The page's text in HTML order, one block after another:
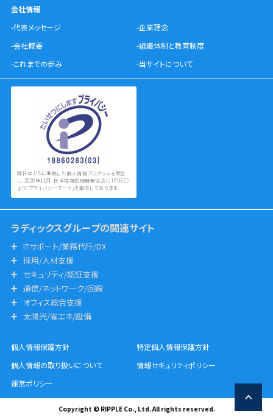
会社情報
-代表メッセージ
-企業理念
-会社概要
-組織体制と教育制度
-これまでの歩み
-当サイトについて
弊社はJISに準拠した個人情報プログラムを策定
し、2020年11月、日本情報処理開発協会（JIPDEC）
より「プライバシーマーク」を取得しております。
ラディックスグループの関連サイト
ITサポート/業務代行/DX
採用/人材支援
セキュリティ/認証支援
通信/ネットワーク/回線
オフィス総合支援
太陽光/省エネ/設備
個人情報保護方針
特定個人情報保護方針
個人情報の取り扱いについて
情報セキュリティポリシー
運営ポリシー
Copyright © RIPPLE Co., Ltd. All rights reserved.